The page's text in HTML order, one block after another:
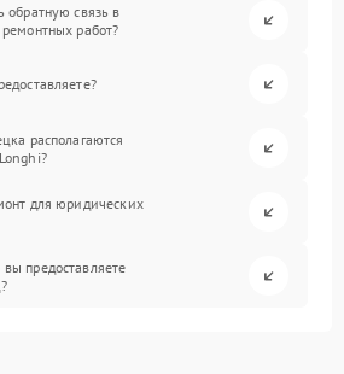
обратную связь в
работ?
располагаются
для юридических
предоставляете